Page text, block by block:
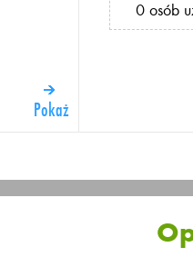
Pokaż
0 osób